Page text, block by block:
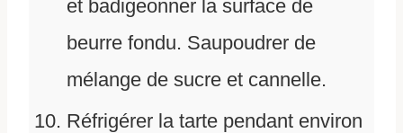
et badigeonner la surface de
beurre fondu. Saupoudrer de
mélange de sucre et cannelle.
Réfrigérer la tarte pendant environ